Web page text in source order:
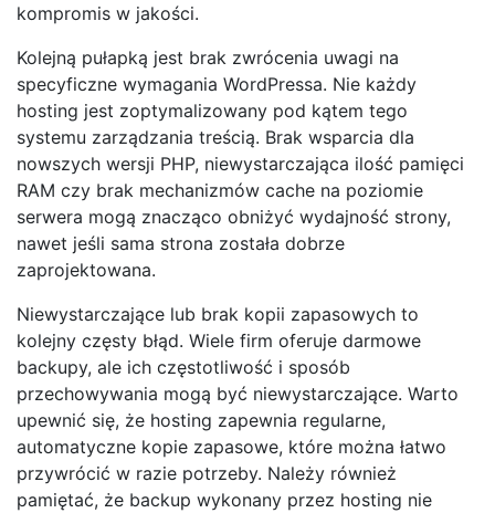
kompromis w jakości.
Kolejną pułapką jest brak zwrócenia uwagi na
specyficzne wymagania WordPressa. Nie każdy
hosting jest zoptymalizowany pod kątem tego
systemu zarządzania treścią. Brak wsparcia dla
nowszych wersji PHP, niewystarczająca ilość pamięci
RAM czy brak mechanizmów cache na poziomie
serwera mogą znacząco obniżyć wydajność strony,
nawet jeśli sama strona została dobrze
zaprojektowana.
Niewystarczające lub brak kopii zapasowych to
kolejny częsty błąd. Wiele firm oferuje darmowe
backupy, ale ich częstotliwość i sposób
przechowywania mogą być niewystarczające. Warto
upewnić się, że hosting zapewnia regularne,
automatyczne kopie zapasowe, które można łatwo
przywrócić w razie potrzeby. Należy również
pamiętać, że backup wykonany przez hosting nie